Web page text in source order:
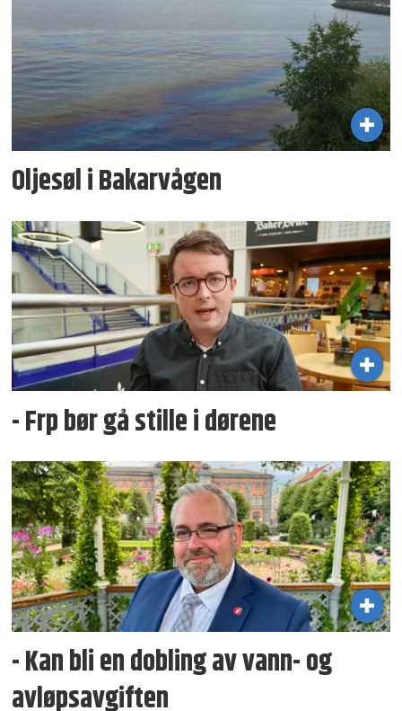
Oljesøl i Bakarvågen
- Frp bør gå stille i dørene
- Kan bli en dobling av vann- og
avløpsavgiften